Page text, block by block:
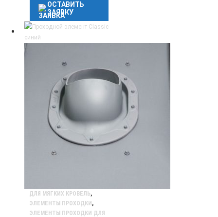
ОСТАВИТЬ
ЗАЯВКУ
ДЛЯ МЯГКИХ КРОВЕЛЬ,
ЭЛЕМЕНТЫ ПРОХОДКИ ,
ЭЛЕМЕНТЫ ПРОХОДКИ ДЛЯ